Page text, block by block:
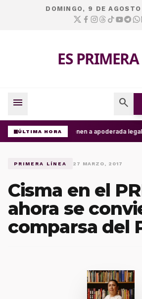
DOMINGO, 9 DE
ES
menu search
ÚLTIMA HORADetienen a apoderada legal
PRIMERA LÍNEA 27 MARZO, 2017
Cisma en el
ahora se
comparsa del